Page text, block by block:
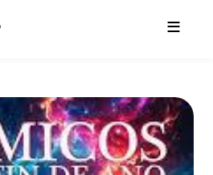
de año' llenará